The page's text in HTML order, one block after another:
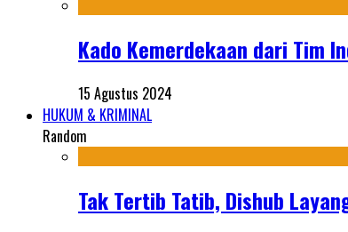
Kado Kemerdekaan dari Tim
15 Agustus 2024
HUKUM & KRIMINAL
Random
Tak Tertib Tatib, Dishub